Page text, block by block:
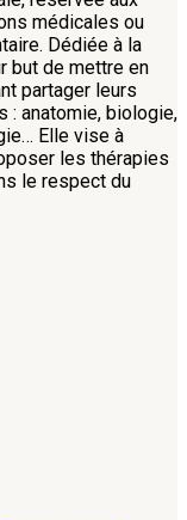
médicales ou
Dédiée à la
but de mettre en
partager leurs
: anatomie, biologie,
Elle vise à
les thérapies
le respect du